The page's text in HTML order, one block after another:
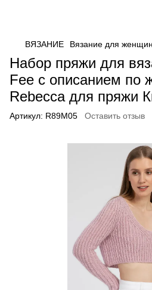
ВЯЗАНИЕ Вязание для женщин
Набор пряжи для
Fee с описанием по
Rebecca для пряжи
Артикул: R89M05 Оставить отзыв